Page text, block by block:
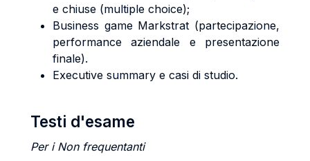
e chiuse (multiple choice);
Business game Markstrat (partecipazione,
performance aziendale e presentazione
finale).
Executive summary e casi di studio.
Testi d'esame
Per i Non frequentanti